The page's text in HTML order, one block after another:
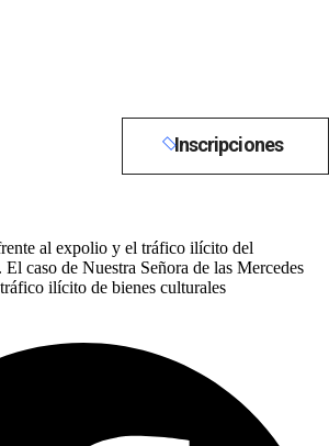
Inscripciones
al expolio y el tráfico ilícito del
caso de Nuestra Señora de las Mercedes
ilícito de bienes culturales